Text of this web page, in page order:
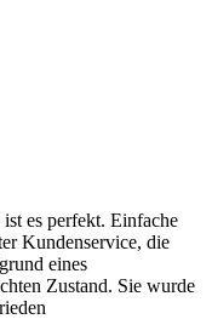
es perfekt. Einfache
Kundenservice, die
eines
Zustand. Sie wurde